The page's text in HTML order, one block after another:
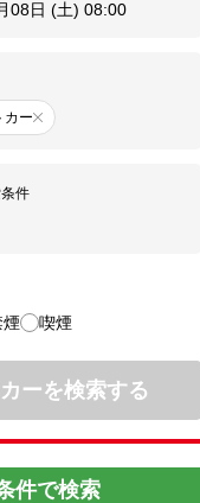
08日 (土) 08:00
カー
件
煙 喫煙
ーを検索する
件で検索